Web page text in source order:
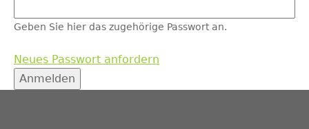
Geben Sie hier das zugehörige Passwort an.
Neues Passwort anfordern
Back
to